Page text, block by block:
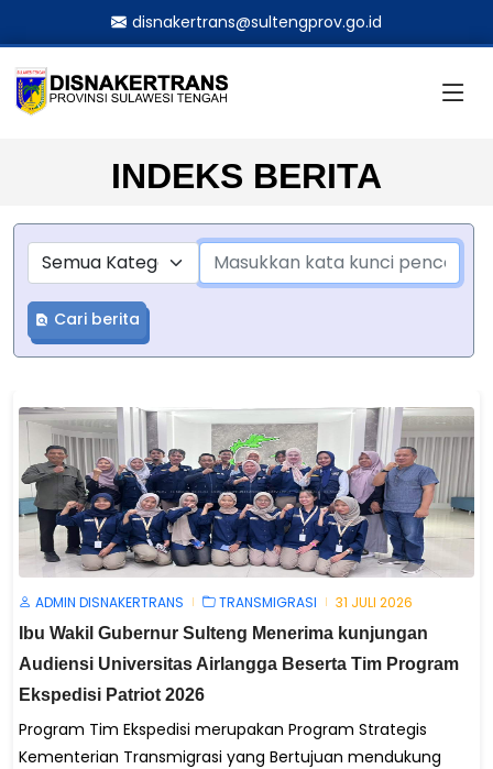
disnakertrans@sultengprov.go.id
INDEKS BERITA
Cari berita
ADMIN DISNAKERTRANS TRANSMIGRASI
31 JULI 2026
Ibu Wakil Gubernur Sulteng Menerima kunjungan
Audiensi Universitas Airlangga Beserta Tim Program
Ekspedisi Patriot 2026
Program Tim Ekspedisi merupakan Program Strategis
Kementerian Transmigrasi yang Bertujuan mendukung